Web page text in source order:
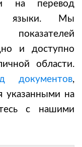
на перевод
языки. Мы
показателей
и доступно
области.
документов,
указанными на
с нашими